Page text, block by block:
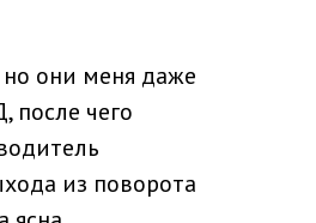
они меня даже
после чего
из поворота